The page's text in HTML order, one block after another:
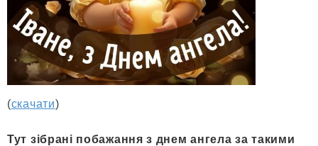
(скачати)
Тут зібрані побажання з днем ангела за такими